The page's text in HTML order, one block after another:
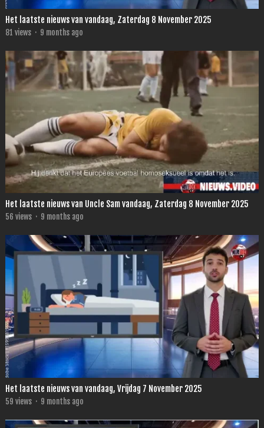
Het laatste nieuws van vandaag, Zaterdag 8 November 2025
81 views · 9 months ago
Het laatste nieuws van Uncle Sam vandaag, Zaterdag 8 November 2025
56 views · 9 months ago
Het laatste nieuws van vandaag, Vrijdag 7 November 2025
59 views · 9 months ago